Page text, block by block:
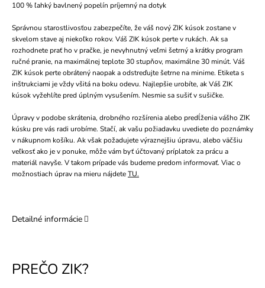
100 % ľahký bavlnený popelín príjemný na dotyk
Správnou starostlivosťou zabezpečíte, že váš nový ZIK kúsok zostane v
skvelom stave aj niekoľko rokov. Váš ZIK kúsok perte v rukách. Ak sa
rozhodnete prať ho v pračke, je nevyhnutný veľmi šetrný a krátky program
ručné pranie, na maximálnej teplote 30 stupňov, maximálne 30 minút. Váš
ZIK kúsok perte obrátený naopak a odstreďujte šetrne na minime. Etiketa s
inštrukciami je vždy všitá na boku odevu. Najlepšie urobíte, ak Váš ZIK
kúsok vyžehlíte pred úplným vysušením. Nesmie sa sušiť v sušičke.
Úpravy v podobe skrátenia, drobného rozšírenia alebo predĺženia vášho ZIK
kúsku pre vás radi urobíme. Stačí, ak vašu požiadavku uvediete do poznámky
v nákupnom košíku. Ak však požadujete výraznejšiu úpravu, alebo väčšiu
veľkosť ako je v ponuke, môže vám byť účtovaný príplatok za prácu a
materiál navyše. V takom prípade vás budeme predom informovať. Viac o
možnostiach úprav na mieru nájdeteTU.
Detailné informácie